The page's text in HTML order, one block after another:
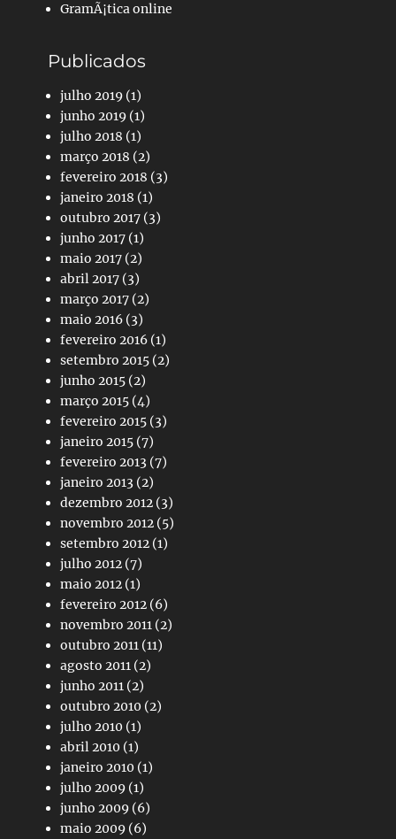
GramÃ¡tica online
Publicados
julho 2019 (1)
junho 2019 (1)
julho 2018 (1)
março 2018 (2)
fevereiro 2018 (3)
janeiro 2018 (1)
outubro 2017 (3)
junho 2017 (1)
maio 2017 (2)
abril 2017 (3)
março 2017 (2)
maio 2016 (3)
fevereiro 2016 (1)
setembro 2015 (2)
junho 2015 (2)
março 2015 (4)
fevereiro 2015 (3)
janeiro 2015 (7)
fevereiro 2013 (7)
janeiro 2013 (2)
dezembro 2012 (3)
novembro 2012 (5)
setembro 2012 (1)
julho 2012 (7)
maio 2012 (1)
fevereiro 2012 (6)
novembro 2011 (2)
outubro 2011 (11)
agosto 2011 (2)
junho 2011 (2)
outubro 2010 (2)
julho 2010 (1)
abril 2010 (1)
janeiro 2010 (1)
julho 2009 (1)
junho 2009 (6)
maio 2009 (6)